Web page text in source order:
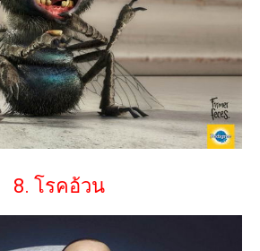
8. โรคอ้วน